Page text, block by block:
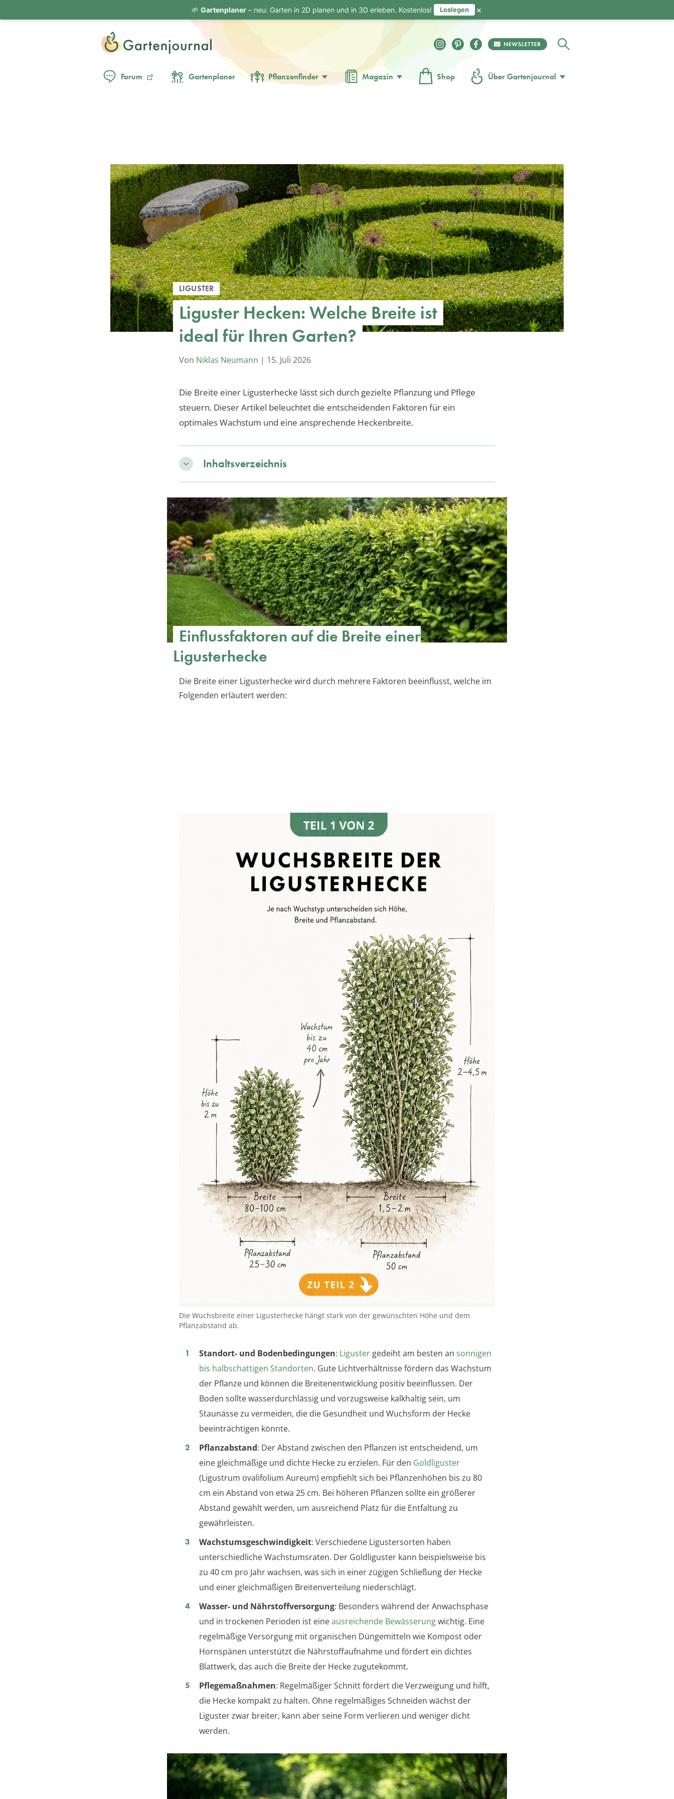
Forum Gartenplaner Pflanzenfinder Magazin Shop Über Gartenjournal
LIGUSTER
Liguster Hecken: Welche Breite ist
ideal für Ihren Garten?
Von Niklas Neumann | 15. Juli 2026
Die Breite einer Ligusterhecke lässt sich durch gezielte Pflanzung und Pflege
steuern. Dieser Artikel beleuchtet die entscheidenden Faktoren für ein
optimales Wachstum und eine ansprechende Heckenbreite.
Inhaltsverzeichnis
Einflussfaktoren auf die Breite einer
Ligusterhecke
Die Breite einer Ligusterhecke wird durch mehrere Faktoren beeinflusst, welche im
Folgenden erläutert werden:
Die Wuchsbreite einer Ligusterhecke hängt stark von der gewünschten Höhe und dem
Pflanzabstand ab.
Standort- und Bodenbedingungen: Ligustergedeiht am besten an sonnigen
bis halbschattigen Standorten. Gute Lichtverhältnisse fördern das Wachstum
der Pflanze und können die Breitenentwicklung positiv beeinflussen. Der
Boden sollte wasserdurchlässig und vorzugsweise kalkhaltig sein, um
Staunässe zu vermeiden, die die Gesundheit und Wuchsform der Hecke
beeinträchtigen könnte.
Pflanzabstand: Der Abstand zwischen den Pflanzen ist entscheidend, um
eine gleichmäßige und dichte Hecke zu erzielen. Für den Goldliguster
(Ligustrum ovalifolium Aureum) empfiehlt sich bei Pflanzenhöhen bis zu 80
cm ein Abstand von etwa 25 cm. Bei höheren Pflanzen sollte ein größerer
Abstand gewählt werden, um ausreichend Platz für die Entfaltung zu
gewährleisten.
Wachstumsgeschwindigkeit: Verschiedene Ligustersorten haben
unterschiedliche Wachstumsraten. Der Goldliguster kann beispielsweise bis
zu 40 cm pro Jahr wachsen, was sich in einer zügigen Schließung der Hecke
und einer gleichmäßigen Breitenverteilung niederschlägt.
Wasser- und Nährstoffversorgung: Besonders während der Anwachsphase
und in trockenen Perioden ist eineausreichende Bewässerungwichtig. Eine
regelmäßige Versorgung mit organischen Düngemitteln wie Kompost oder
Hornspänen unterstützt die Nährstoffaufnahme und fördert ein dichtes
Blattwerk, das auch die Breite der Hecke zugutekommt.
Pflegemaßnahmen: Regelmäßiger Schnitt fördert die Verzweigung und hilft,
die Hecke kompakt zu halten. Ohne regelmäßiges Schneiden wächst der
Liguster zwar breiter, kann aber seine Form verlieren und weniger dicht
werden.
🌱 Gartenplaner– neu: Garten in 2D planen und in 3D erleben. Kostenlos! Loslegen ×